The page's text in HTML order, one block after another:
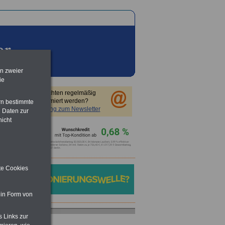
Sie möchten regelmäßig
informiert werden?
Anmeldung zum Newsletter
zweier
bestimmte
Daten zur
Cookies
Form von
Links zur